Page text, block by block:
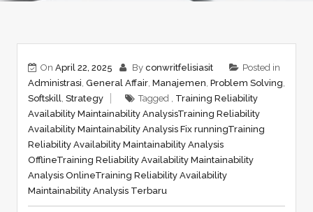
On April 22, 2025 By conwritfelisiasit
Posted in
Administrasi, General Affair, Manajemen, Problem Solving,
Softskill, Strategy Tagged , Training Reliability
Availability Maintainability AnalysisTraining Reliability
Availability Maintainability Analysis Fix runningTraining
Reliability Availability Maintainability Analysis
OfflineTraining Reliability Availability Maintainability
Analysis OnlineTraining Reliability Availability
Maintainability Analysis Terbaru